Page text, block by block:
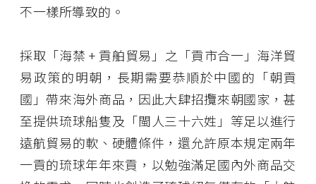
不一樣所導致的。
採取「海禁 + 貢舶貿易」之「貢市合一」海洋貿
易政策的明朝，長期需要恭順於中國的「朝貢
國」帶來海外商品，因此大肆招攬來朝國家，甚
至提供琉球船隻及「閩人三十六姓」等足以進行
遠航貿易的軟、硬體條件，還允許原本規定兩年
一貢的琉球年年來貢，以勉強滿足國內外商品交